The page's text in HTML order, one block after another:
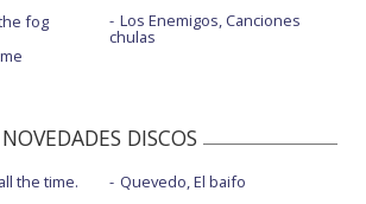
fog
Los Enemigos, Canciones
chulas
NOVEDADES DISCOS
the time.
Quevedo, El baifo